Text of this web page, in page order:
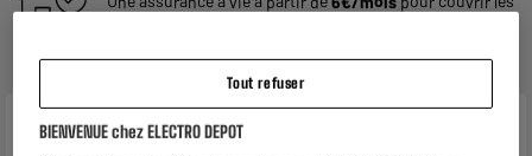
Caractéristiques
Tout refuser
BIENVENUE chez ELECTRO DEPOT